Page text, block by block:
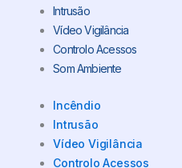
Intrusão
Vídeo Vigilância
Controlo Acessos
Som Ambiente
Incêndio
Intrusão
Vídeo Vigilância
Controlo Acessos